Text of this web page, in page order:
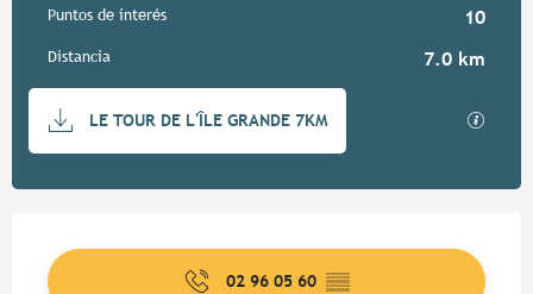
Puntos de interés 10
Distancia 7.0 km
Documentación
LE TOUR DE L'ÎLE GRANDE 7KM Los
02 96 05 60 ▒▒